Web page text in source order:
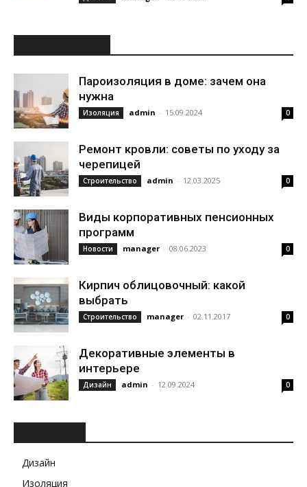
Пароизоляция в доме: зачем она
нужна
Изоляция admin - 15.09.2024 0
Ремонт кровли: советы по уходу за
черепицей
Строительство admin - 12.03.2025 0
Виды корпоративных пенсионных
программ
Новости manager - 08.06.2023 0
Кирпич облицовочный: какой
выбрать
Строительство manager - 02.11.2017 0
Декоративные элементы в
интерьере
Дизайн admin - 12.09.2024 0
Дизайн
Изоляция